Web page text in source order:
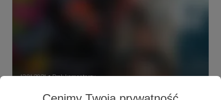
13.01.2021 ● Brak komentarzy